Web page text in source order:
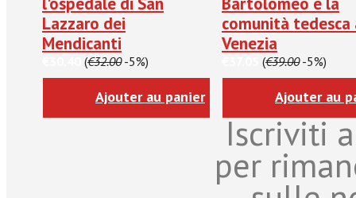
Lazzaro dei
Mendicanti
(€32.00-5%)
Ajouter au panier
comunità tedesca
Venezia
(€39.00-5%)
Ajouter au
Iscriviti
per